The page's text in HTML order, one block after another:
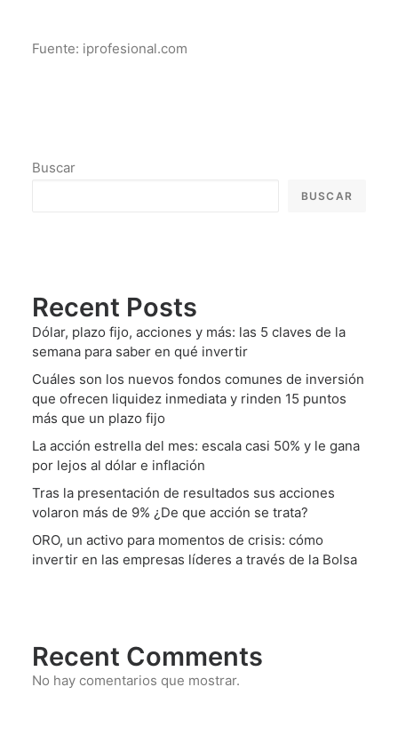
Fuente: iprofesional.com
Buscar
BUSCAR
Recent Posts
Dólar, plazo fijo, acciones y más: las 5 claves de la
semana para saber en qué invertir
Cuáles son los nuevos fondos comunes de inversión
que ofrecen liquidez inmediata y rinden 15 puntos
más que un plazo fijo
La acción estrella del mes: escala casi 50% y le gana
por lejos al dólar e inflación
Tras la presentación de resultados sus acciones
volaron más de 9% ¿De que acción se trata?
ORO, un activo para momentos de crisis: cómo
invertir en las empresas líderes a través de la Bolsa
Recent Comments
No hay comentarios que mostrar.